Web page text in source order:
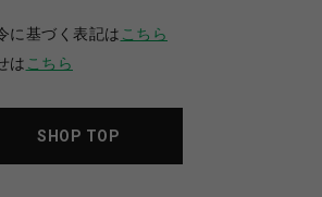
に基づく表記は こちら
は こちら
SHOP TOP